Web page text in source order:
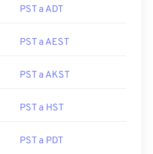
PST a ADT
PST a AEST
PST a AKST
PST a HST
PST a PDT